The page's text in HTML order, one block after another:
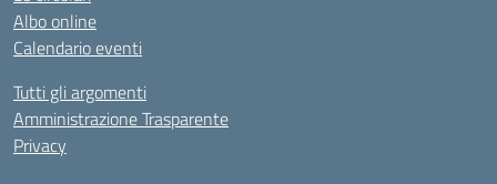
Albo online
Calendario eventi
Tutti gli argomenti
Amministrazione Trasparente
Privacy